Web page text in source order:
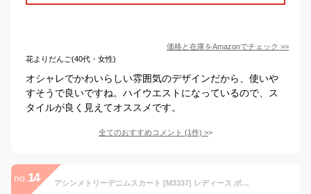
価格と在庫をAmazonでチェック >>
花よりだんご(40代・女性)
オシャレでかわいらしい雰囲気のデザインだから、使いや
すそうで良いですね。ハイウエストになっているので、ス
タイルが良く見えてオススメです。
全てのおすすめコメント (1件) >
no. 14 アシンメトリーデニムスカート [M3337] レディース ボトムス 綿100 ロング バックゴム フレア カジュアル デニムスカート スカート 春夏 ミモレ丈 ロングスカート ロング丈 フレアスカート 大人可愛い きれいめ 30代 40代 50代【送料無料】